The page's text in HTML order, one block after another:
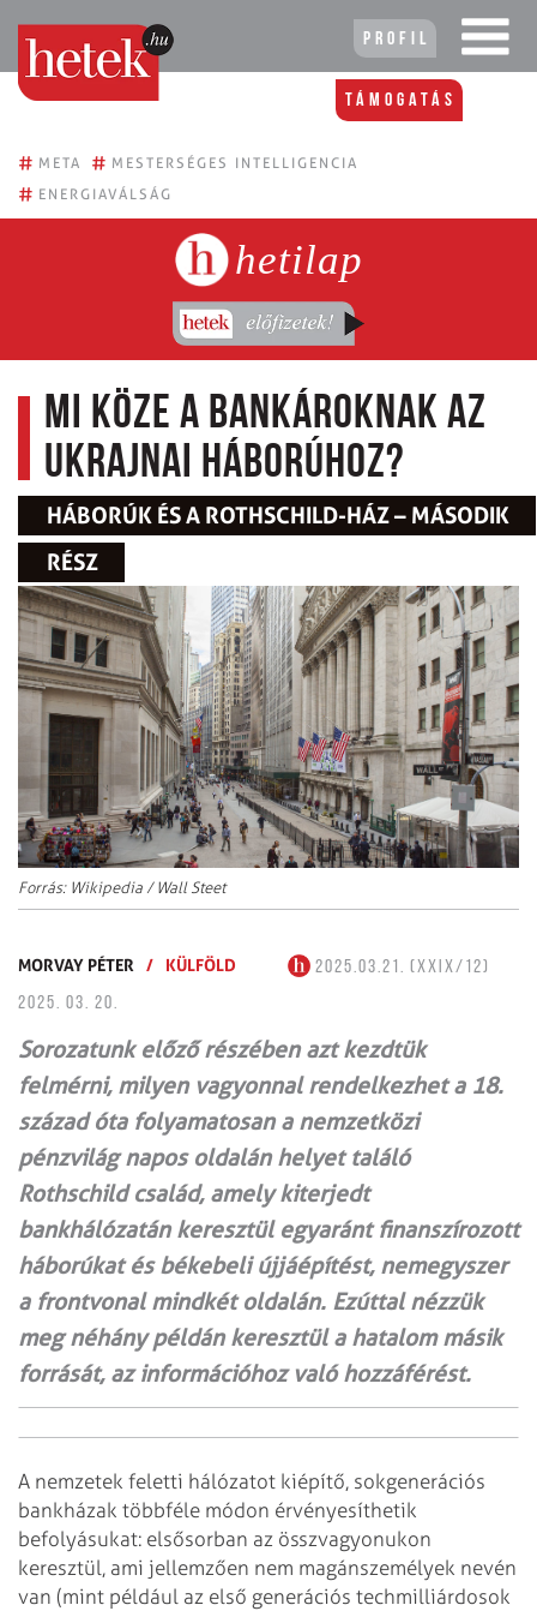
Profil
Támogatás
# META # MESTERSÉGES INTELLIGENCIA
# ENERGIAVÁLSÁG
hetilap
Mi köze a bankároknak az
ukrajnai háborúhoz?
HÁBORÚK ÉS A ROTHSCHILD-HÁZ – MÁSODIK
RÉSZ
Forrás: Wikipedia / Wall Steet
MORVAY PÉTER / KÜLFÖLD
2025.03.21. (XXIX/12)
2025. 03. 20.
Sorozatunk előző részében azt kezdtük
felmérni, milyen vagyonnal rendelkezhet a 18.
század óta folyamatosan a nemzetközi
pénzvilág napos oldalán helyet találó
Rothschild család, amely kiterjedt
bankhálózatán keresztül egyaránt finanszírozott
háborúkat és békebeli újjáépítést, nemegyszer
a frontvonal mindkét oldalán. Ezúttal nézzük
meg néhány példán keresztül a hatalom másik
forrását, az információhoz való hozzáférést.
A nemzetek feletti hálózatot kiépítő, sokgenerációs
bankházak többféle módon érvényesíthetik
befolyásukat: elsősorban az összvagyonukon
keresztül, ami jellemzően nem magánszemélyek nevén
van (mint például az első generációs techmilliárdosok